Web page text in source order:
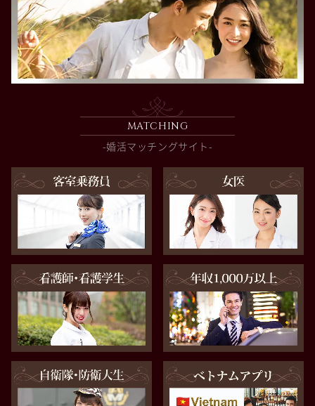
MATCHING
-婚活マッチングサイト-